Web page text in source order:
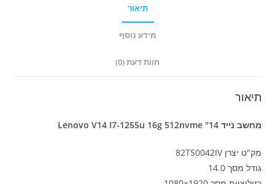
תיאור
מידע נוסף
חוות דעת (0)
תיאור
מחשב נייד Lenovo V14 I7-1255u 16g 512nvme "14
מק"ט יצרן 82TS0042IV
גודל מסך 14.0